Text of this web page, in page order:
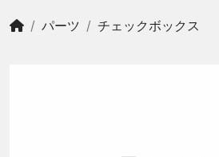
パーツ チェックボックス